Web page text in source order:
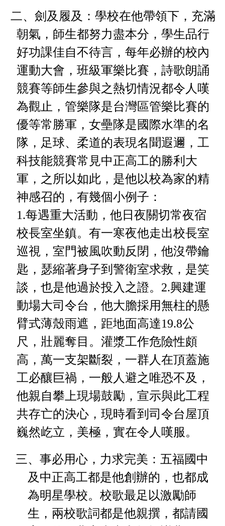
、劍及履及：學校在他帶領下，充滿
朝氣，師生都努力盡本分，學生品行
好功課佳自不待言，每年必辦的校內
運動大會， 班級軍樂比賽，詩歌朗誦
競賽等師生參與之熱切情況都令人嘆
為觀止，管樂隊是台灣區管樂比賽的
優等常勝軍，女壘隊是國際水準的名
隊，足球、柔道的表現名聞遐邇，工
科技能競賽常見中正高工的勝利大
軍，之所以如此，是他以校為家的精
神感召的，有幾個小例子：
1.每遇重大活動，他日夜關切常夜宿
校長室坐鎮。有一寒夜他走出校長室
巡視，室門被風吹動反閉，他沒帶鑰
匙，瑟縮著身子到警衛室求救，是笑
談，也是他過於投入之證。2.興建運
動場大司令台，他大膽採用無柱的懸
臂式薄殼雨遮，距地面高達19.8公
尺 ，壯麗奪目。灌漿工作危險性頗
高，萬一支架斷裂，一群人在頂蓋施
工必釀巨禍，一般人避之唯恐不及，
他親自攀上現場鼓勵，宣示與此工程
共存亡的決心，現時看到司令台屋頂
巍然屹立，美極，實在令人嘆服。
事必用心，力求完美：五福國中
及中正高工都是他創辦的，也都成
為明星學校。校歌最足以激勵師
生，兩校歌詞都是他親撰，都請國